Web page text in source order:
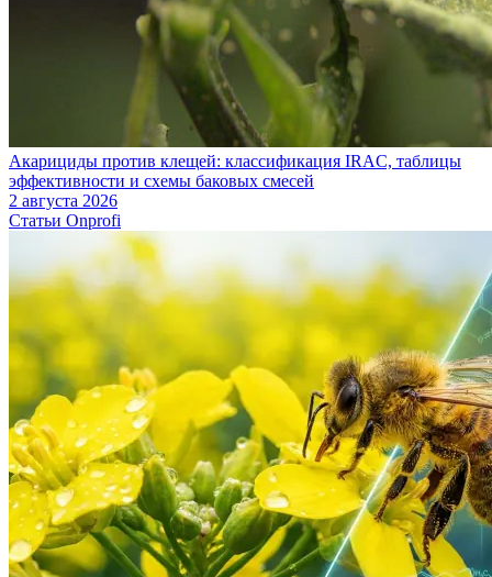
Акарициды против клещей: классификация IRAC, таблицы
эффективности и схемы баковых смесей
2 августа 2026
Статьи Onprofi